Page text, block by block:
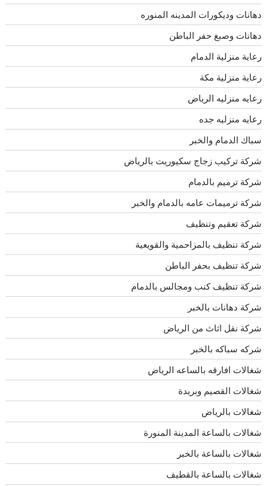
دهانات وديكورات المدينه المنوره
دهانات وصبغ حفر الباطن
رعاية منزلية الدمام
رعاية منزلية مكة
رعايه منزليه الرياض
رعايه منزليه جده
سباك الدمام والخبر
شركة تركيب زجاج سكيوريت بالرياض
شركة ترميم بالدمام
شركة ترميمات عامه بالدمام والخبر
شركة تعقيم وتنظيف
شركة تنظيف بالمزاحمية والقويعية
شركة تنظيف بحفر الباطن
شركة تنظيف كنب ومجالس بالدمام
شركة دهانات بالخبر
شركة نقل اثاث من الرياض
شركه سباكه بالخبر
شغالات افارقه بالساعه الرياض
شغالات القصيم وبريدة
شغالات بالرياض
شغالات بالساعة المدينة المنورة
شغالات بالساعة بالخبر
شغالات بالساعة بالقطيف